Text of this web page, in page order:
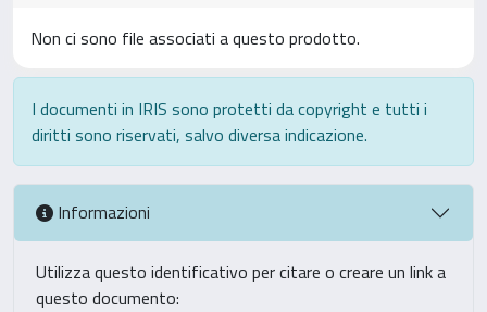
Non ci sono file associati a questo prodotto.
I documenti in IRIS sono protetti da copyright e tutti i
diritti sono riservati, salvo diversa indicazione.
Informazioni
Utilizza questo identificativo per citare o creare un link a
questo documento: